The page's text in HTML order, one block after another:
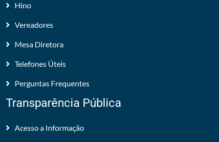
Hino
Vereadores
Mesa Diretora
Telefones Úteis
Perguntas Frequentes
Transparência Pública
Acesso a Informação